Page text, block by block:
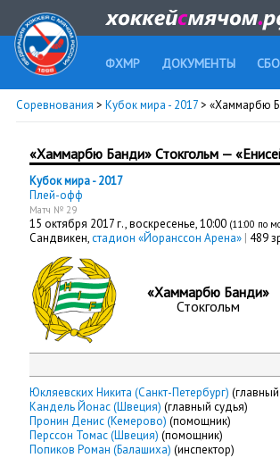
ФХМР ДОКУМЕНТЫ
Соревнования > Кубок мира - 2017> «Хаммарбю
«Хаммарбю Банди» Стокгольм —
Кубок мира - 2017
Плей-офф
Матч № 29
15 октября 2017 г.,воскресенье, 10:00 (11:00 по
Сандвикен,стадион «Йоранссон Арена» | 489
«Хаммарбю Банди»
Стокгольм
Юкляевских Никита (Санкт-Петербург)
Кандель Йонас (Швеция) (главный судья)
Пронин Денис (Кемерово) (помощник)
Перссон Томас (Швеция) (помощник)
Попиков Роман (Балашиха) (инспектор)